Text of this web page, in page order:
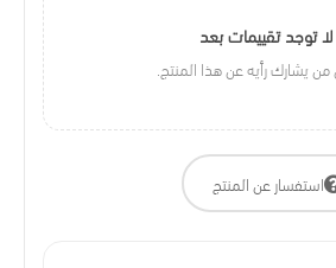
لا توجد تقييمات بعد
يشارك رأيه عن هذا المنتج.
استفسار عن المنتج